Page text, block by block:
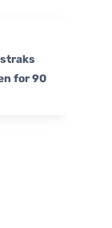
for 90